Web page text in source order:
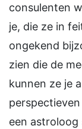
consulenten
je, die ze in
ongekend
zien die de
kunnen ze je
een